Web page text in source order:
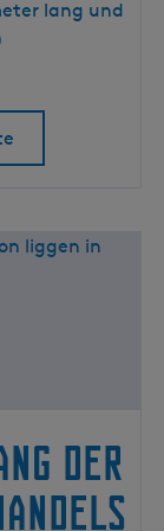
lang und
der